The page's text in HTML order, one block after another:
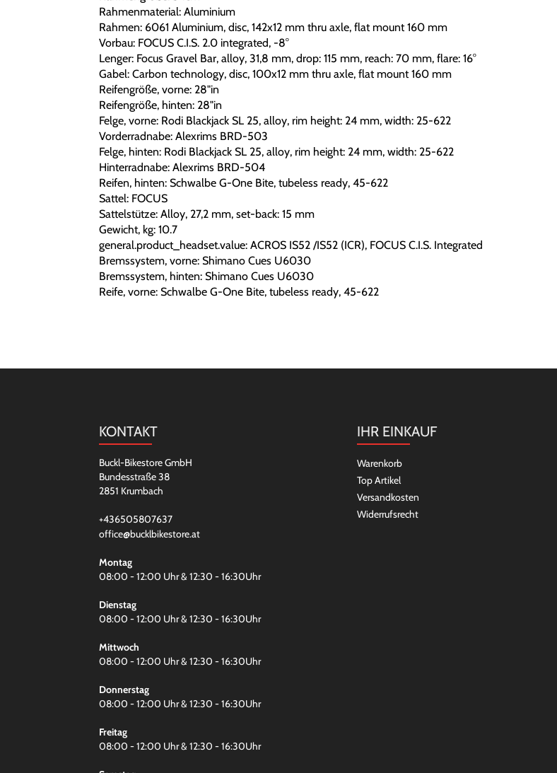
Rahmenmaterial: Aluminium
Rahmen: 6061 Aluminium, disc, 142x12 mm thru axle, flat mount 160 mm
Vorbau: FOCUS C.I.S. 2.0 integrated, -8°
Lenger: Focus Gravel Bar, alloy, 31,8 mm, drop: 115 mm, reach: 70 mm, flare: 16°
Gabel: Carbon technology, disc, 100x12 mm thru axle, flat mount 160 mm
Reifengröße, vorne: 28"in
Reifengröße, hinten: 28"in
Felge, vorne: Rodi Blackjack SL 25, alloy, rim height: 24 mm, width: 25-622
Vorderradnabe: Alexrims BRD-503
Felge, hinten: Rodi Blackjack SL 25, alloy, rim height: 24 mm, width: 25-622
Hinterradnabe: Alexrims BRD-504
Reifen, hinten: Schwalbe G-One Bite, tubeless ready, 45-622
Sattel: FOCUS
Sattelstütze: Alloy, 27,2 mm, set-back: 15 mm
Gewicht, kg: 10.7
general.product_headset.value: ACROS IS52 /IS52 (ICR), FOCUS C.I.S. Integrated
Bremssystem, vorne: Shimano Cues U6030
Bremssystem, hinten: Shimano Cues U6030
Reife, vorne: Schwalbe G-One Bite, tubeless ready, 45-622
KONTAKT
Buckl-Bikestore GmbH
Bundesstraße 38
2851 Krumbach
+436505807637
office@bucklbikestore.at
Montag
08:00 - 12:00 Uhr & 12:30 - 16:30Uhr
Dienstag
08:00 - 12:00 Uhr & 12:30 - 16:30Uhr
Mittwoch
08:00 - 12:00 Uhr & 12:30 - 16:30Uhr
Donnerstag
08:00 - 12:00 Uhr & 12:30 - 16:30Uhr
Freitag
08:00 - 12:00 Uhr & 12:30 - 16:30Uhr
IHR EINKAUF
Warenkorb
Top Artikel
Versandkosten
Widerrufsrecht